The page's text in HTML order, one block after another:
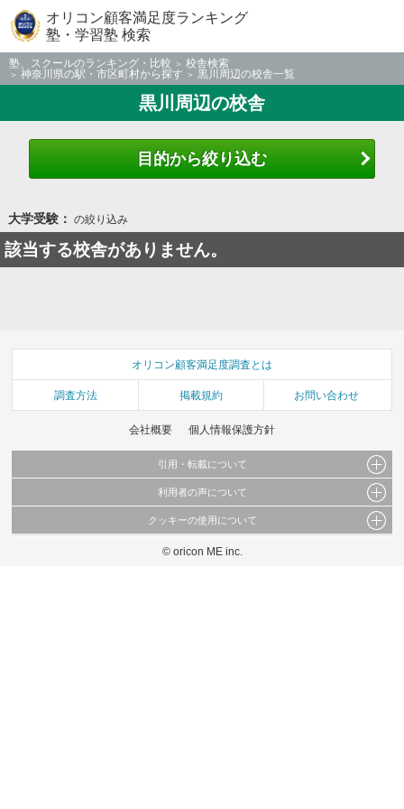
オリコン顧客満足度ランキング
塾・学習塾 検索
塾、スクールのランキング・比較
校舎検索
神奈川県の駅・市区町村から探す
黒川周辺の校舎一覧
黒川周辺の校舎
目的から絞り込む
大学受験： の絞り込み
該当する校舎がありません。
オリコン顧客満足度調査とは
調査方法 掲載規約 お問い合わせ
会社概要 個人情報保護方針
引用・転載について
当サイトで公開されている情報（文字、写真、イラスト、画像データ等）及びこれらの配
これらの情報を権利者の許可なく無断転載・複製などの二次利用を行うことは固く禁じて
利用者の声について
当サイトに掲載している内容はすべてサービスの利用者が提出された見解・感想です。
弊社の見解・ 意見ではないことをご理解いただいた上でご覧ください。
クッキーの使用について
このサイトでは Cookie を使用して、ユーザーに合わせたコンテンツや広告の表示、ソー
© oricon ME inc.